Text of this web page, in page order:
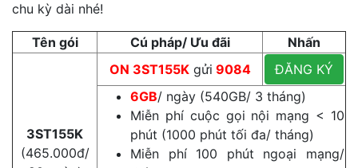
chu kỳ dài nhé!
Tên gói Cú pháp/ Ưu đãi Nhấn
3ST155K
(465.000đ/
ON 3ST155Kgửi 9084
ĐĂNG KÝ
6GB/ ngày (540GB/ 3 tháng)
Miễn phí cuộc gọi nội mạng < 10
phút (1000 phút tối đa/ tháng)
Miễn phí 100 phút ngoại mạng/